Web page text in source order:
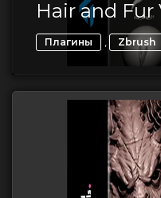
Hair and Fur
Плагины , Zbrush